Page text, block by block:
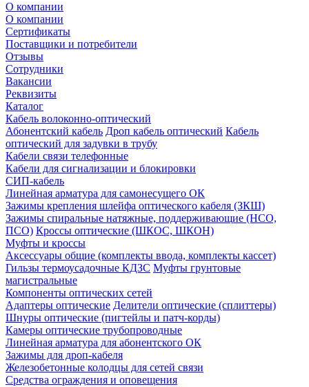
О компании
О компании
Сертификаты
Поставщики и потребители
Отзывы
Сотрудники
Вакансии
Реквизиты
Каталог
Кабель волоконно-оптический
Абонентский кабель Дроп кабель оптический Кабель
оптический для задувки в трубу
Кабели связи телефонные
Кабели для сигнализации и блокировки
СИП-кабель
Линейная арматура для самонесущего ОК
Зажимы крепления шлейфа оптического кабеля (ЗКШ)
Зажимы спиральные натяжные, поддерживающие (НСО,
ПСО) Кроссы оптические (ШКОС, ШКОН)
Муфты и кроссы
Аксессуары общие (комплекты ввода, комплекты кассет)
Гильзы термоусадочные КДЗС Муфты грунтовые
магистральные
Компоненты оптических сетей
Адаптеры оптические Делители оптические (сплиттеры)
Шнуры оптические (пигтейлы и патч-корды)
Камеры оптические трубопроводные
Линейная арматура для абонентского ОК
Зажимы для дроп-кабеля
Железобетонные колодцы для сетей связи
Средства ограждения и оповещения